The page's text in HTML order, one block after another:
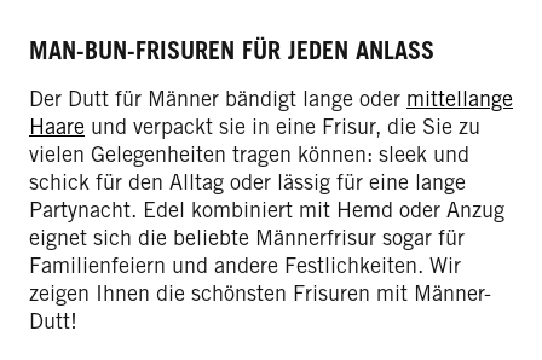
MAN-BUN-FRISUREN FÜR JEDEN ANLASS
Der Dutt für Männer bändigt lange oder mittellange
Haare und verpackt sie in eine Frisur, die Sie zu
vielen Gelegenheiten tragen können: sleek und
schick für den Alltag oder lässig für eine lange
Partynacht. Edel kombiniert mit Hemd oder Anzug
eignet sich die beliebte Männerfrisur sogar für
Familienfeiern und andere Festlichkeiten. Wir
zeigen Ihnen die schönsten Frisuren mit Männer-
Dutt!